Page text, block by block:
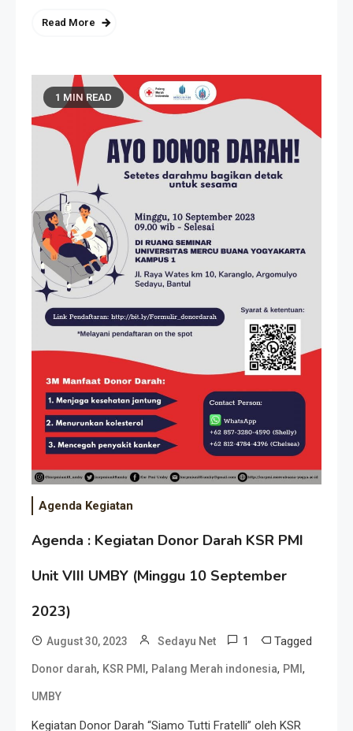
Read More
1 MIN READ
Agenda Kegiatan
Agenda : Kegiatan Donor Darah KSR PMI
Unit VIII UMBY (Minggu 10 September
2023)
August 30, 2023 Sedayu Net 1 Tagged
Donor darah, KSR PMI , Palang Merah indonesia, PMI ,
UMBY
Kegiatan Donor Darah “Siamo Tutti Fratelli” oleh KSR